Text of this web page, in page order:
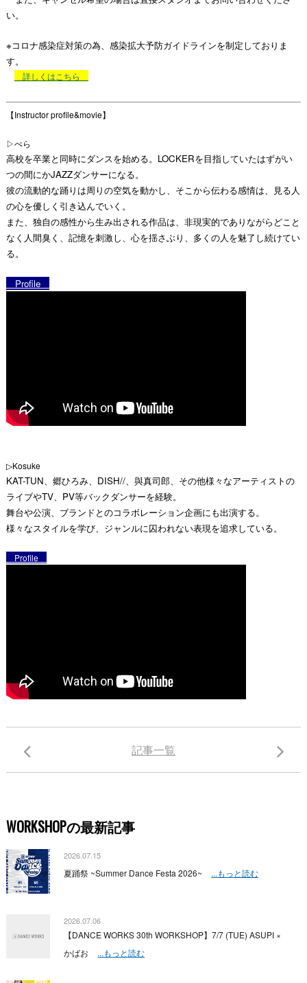
い。
※コロナ感染症対策の為、感染拡大予防ガイドラインを制定しておりま
す。
詳しくはこちら
【Instructor profile&movie】
▷ぺら
高校を卒業と同時にダンスを始める。LOCKERを目指していたはずがい
つの間にかJAZZダンサーになる。
彼の流動的な踊りは周りの空気を動かし、そこから伝わる感情は、見る人
の心を優しく引き込んでいく。
また、独自の感性から生み出される作品は、非現実的でありながらどこと
なく人間臭く、記憶を刺激し、心を揺さぶり、多くの人を魅了し続けてい
る。
Profile
▷Kosuke
KAT-TUN、郷ひろみ、DISH//、與真司郎、その他様々なアーティストの
ライブやTV、PV等バックダンサーを経験。
舞台や公演、ブランドとのコラボレーション企画にも出演する。
様々なスタイルを学び、ジャンルに囚われない表現を追求している。
Profile
記事一覧
WORKSHOPの最新記事
2026.07.15
夏踊祭 ~Summer Dance Festa 2026~ ...もっと読む
2026.07.06
【DANCE WORKS 30th WORKSHOP】7/7 (TUE) ASUPI ×
かばお
...もっと読む